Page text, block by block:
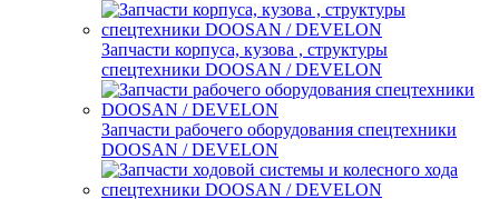
Запчасти корпуса, кузова , структуры
спецтехники DOOSAN / DEVELON
Запчасти рабочего оборудования спецтехники
DOOSAN / DEVELON